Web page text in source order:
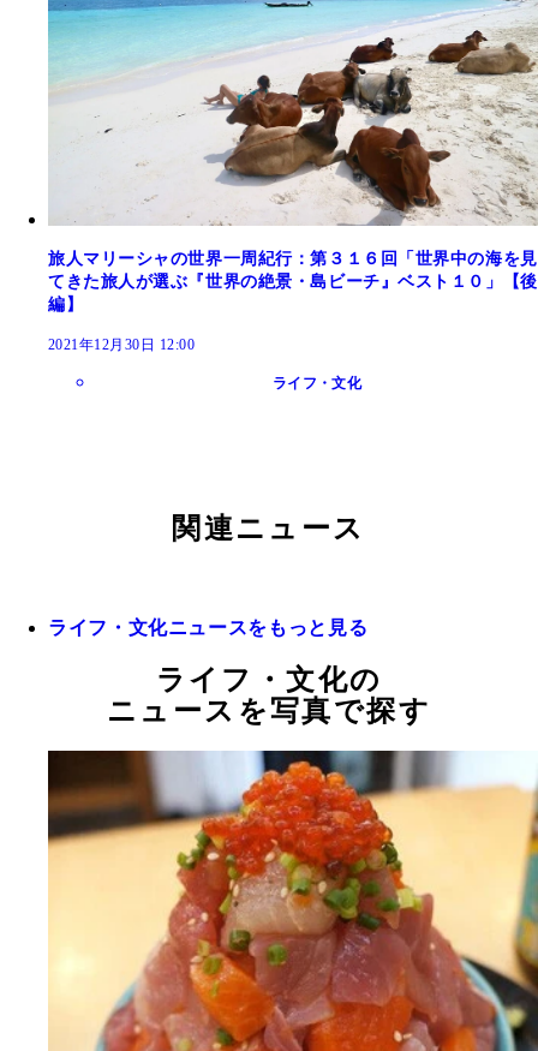
旅人マリーシャの世界一周紀行：第３１６回「世界中の海を見
てきた旅人が選ぶ『世界の絶景・島ビーチ』ベスト１０」【後
編】
2021年12月30日 12:00
ライフ・文化
関連ニュース
ライフ・文化ニュースをもっと見る
ライフ・文化の
ニュースを写真で探す